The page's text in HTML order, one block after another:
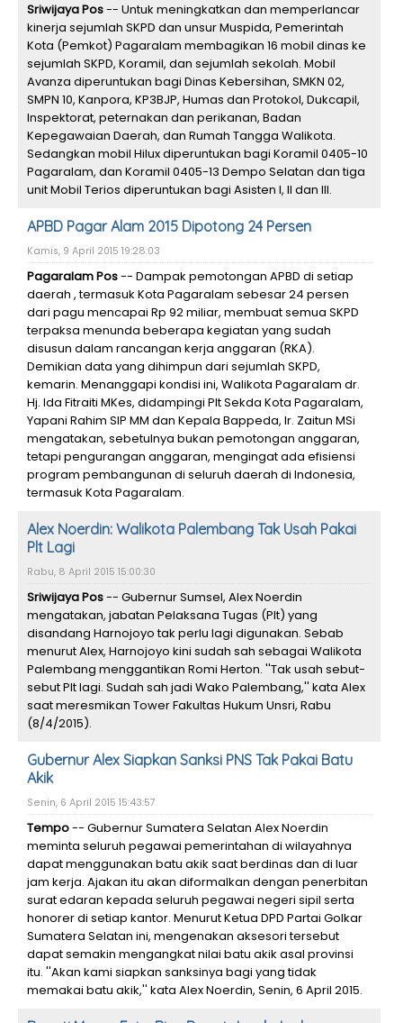
Sriwijaya Pos-- Untuk meningkatkan dan memperlancar
kinerja sejumlah SKPD dan unsur Muspida, Pemerintah
Kota (Pemkot) Pagaralam membagikan 16 mobil dinas ke
sejumlah SKPD, Koramil, dan sejumlah sekolah. Mobil
Avanza diperuntukan bagi Dinas Kebersihan, SMKN 02,
SMPN 10, Kanpora, KP3BJP, Humas dan Protokol, Dukcapil,
Inspektorat, peternakan dan perikanan, Badan
Kepegawaian Daerah, dan Rumah Tangga Walikota.
Sedangkan mobil Hilux diperuntukan bagi Koramil 0405-10
Pagaralam, dan Koramil 0405-13 Dempo Selatan dan tiga
unit Mobil Terios diperuntukan bagi Asisten I, II dan III.
APBD Pagar Alam 2015 Dipotong 24 Persen
Kamis, 9 April 2015 19:28:03
Pagaralam Pos-- Dampak pemotongan APBD di setiap
daerah , termasuk Kota Pagaralam sebesar 24 persen
dari pagu mencapai Rp 92 miliar, membuat semua SKPD
terpaksa menunda beberapa kegiatan yang sudah
disusun dalam rancangan kerja anggaran (RKA).
Demikian data yang dihimpun dari sejumlah SKPD,
kemarin. Menanggapi kondisi ini, Walikota Pagaralam dr.
Hj. Ida Fitraiti MKes, didampingi Plt Sekda Kota Pagaralam,
Yapani Rahim SIP MM dan Kepala Bappeda, Ir. Zaitun MSi
mengatakan, sebetulnya bukan pemotongan anggaran,
tetapi pengurangan anggaran, mengingat ada efisiensi
program pembangunan di seluruh daerah di Indonesia,
termasuk Kota Pagaralam.
Alex Noerdin: Walikota Palembang Tak Usah Pakai
Plt Lagi
Rabu, 8 April 2015 15:00:30
Sriwijaya Pos-- Gubernur Sumsel, Alex Noerdin
mengatakan, jabatan Pelaksana Tugas (Plt) yang
disandang Harnojoyo tak perlu lagi digunakan. Sebab
menurut Alex, Harnojoyo kini sudah sah sebagai Walikota
Palembang menggantikan Romi Herton. ''Tak usah sebut-
sebut Plt lagi. Sudah sah jadi Wako Palembang,'' kata Alex
saat meresmikan Tower Fakultas Hukum Unsri, Rabu
(8/4/2015).
Gubernur Alex Siapkan Sanksi PNS Tak Pakai Batu
Akik
Senin, 6 April 2015 15:43:57
Tempo-- Gubernur Sumatera Selatan Alex Noerdin
meminta seluruh pegawai pemerintahan di wilayahnya
dapat menggunakan batu akik saat berdinas dan di luar
jam kerja. Ajakan itu akan diformalkan dengan penerbitan
surat edaran kepada seluruh pegawai negeri sipil serta
honorer di setiap kantor. Menurut Ketua DPD Partai Golkar
Sumatera Selatan ini, mengenakan aksesori tersebut
dapat semakin mengangkat nilai batu akik asal provinsi
itu. ''Akan kami siapkan sanksinya bagi yang tidak
memakai batu akik,'' kata Alex Noerdin, Senin, 6 April 2015.